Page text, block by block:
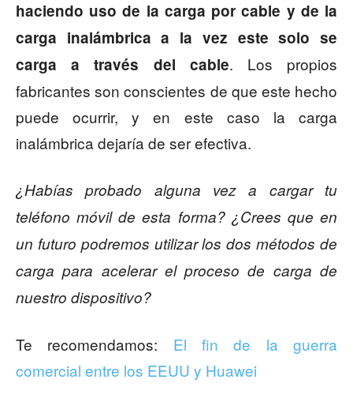
haciendo uso de la carga por cable y de la
carga inalámbrica a la vez este solo se
carga a través del cable. Los propios
fabricantes son conscientes de que este hecho
puede ocurrir, y en este caso la carga
inalámbrica dejaría de ser efectiva.
¿Habías probado alguna vez a cargar tu
teléfono móvil de esta forma? ¿Crees que en
un futuro podremos utilizar los dos métodos de
carga para acelerar el proceso de carga de
nuestro dispositivo?
Te recomendamos: El fin de la guerra
comercial entre los EEUU y Huawei